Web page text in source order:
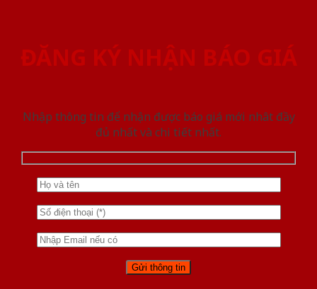
ĐĂNG KÝ NHẬN BÁO GIÁ
Nhập thông tin để nhận được báo giá mới nhât đầy
đủ nhất và chi tiết nhất.